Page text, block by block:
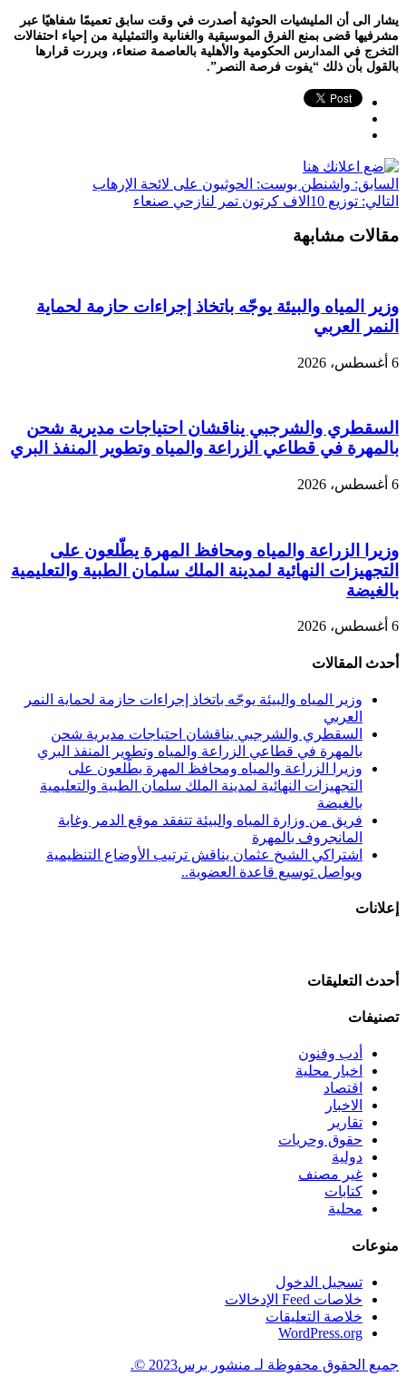
يشار الى أن المليشيات الحوثية أصدرت في وقت سابق تعميمًا شفاهيًا عبر
مشرفيها قضى بمنع الفرق الموسيقية والغناىية والتمثيلية من إحياء احتفالات
التخرج في المدارس الحكومية والأهلية بالعاصمة صنعاء، وبررت قرارها
بالقول بأن ذلك “يفوت فرصة النصر”.
السابق: واشنطن بوست: الحوثيون على لائحة الإرهاب
التالي: توزيع 10الاف كرتون تمر لنازحي صنعاء
مقالات مشابهة
وزير المياه والبيئة يوجّه باتخاذ إجراءات حازمة لحماية
النمر العربي
6 أغسطس، 2026
السقطري والشرجبي يناقشان احتياجات مديرية شحن
بالمهرة في قطاعي الزراعة والمياه وتطوير المنفذ البري
6 أغسطس، 2026
وزيرا الزراعة والمياه ومحافظ المهرة يطّلعون على
التجهيزات النهائية لمدينة الملك سلمان الطبية والتعليمية
بالغيضة
6 أغسطس، 2026
أحدث المقالات
وزير المياه والبيئة يوجّه باتخاذ إجراءات حازمة لحماية النمر
العربي
السقطري والشرجبي يناقشان احتياجات مديرية شحن
بالمهرة في قطاعي الزراعة والمياه وتطوير المنفذ البري
وزيرا الزراعة والمياه ومحافظ المهرة يطّلعون على
التجهيزات النهائية لمدينة الملك سلمان الطبية والتعليمية
بالغيضة
فريق من وزارة المياه والبيئة تتفقد موقع الدمر وغابة
المانجروف بالمهرة
اشتراكي الشيخ عثمان يناقش ترتيب الأوضاع التنظيمية
ويواصل توسيع قاعدة العضوية..
إعلانات
أحدث التعليقات
تصنيفات
أدب وفنون
اخبار محلية
اقتصاد
الاخبار
تقارير
حقوق وحريات
دولية
غير مصنف
كتابات
محلية
منوعات
تسجيل الدخول
خلاصات Feed الإدخالات
خلاصة التعليقات
WordPress.org
جميع الحقوق محفوظة لـ منشور برس2023 ©.